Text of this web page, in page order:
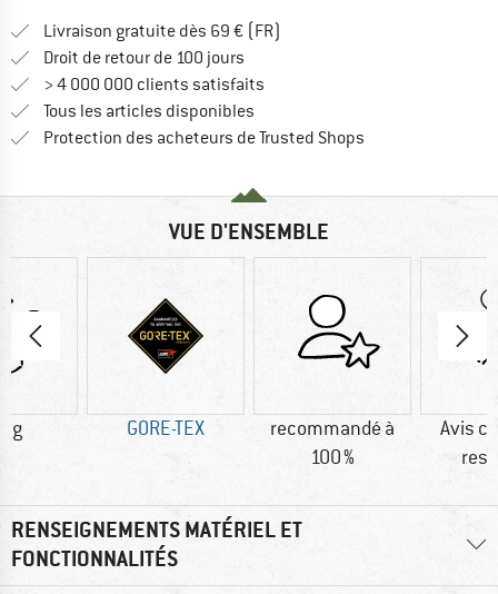
Livraison gratuite dès 69 € (FR)
Droit de retour de 100 jours
> 4 000 000 clients satisfaits
Tous les articles disponibles
Protection des acheteurs de Trusted Shops
VUE D'ENSEMBLE
g GORE-TEX
recommandé à
100 %
Avis
RENSEIGNEMENTS MATÉRIEL ET
FONCTIONNALITÉS